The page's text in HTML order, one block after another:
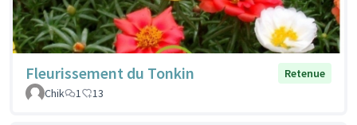
Fleurissement du Tonkin
Retenue
Chik
1 13